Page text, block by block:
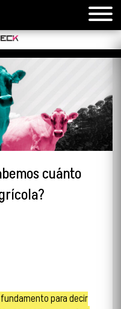
cuánto
para decir